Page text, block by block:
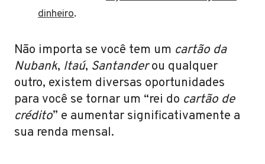
dinheiro.
Não importa se você tem um cartão da
Nubank, Itaú, Santanderou qualquer
outro, existem diversas oportunidades
para você se tornar um “rei do cartão de
crédito” e aumentar significativamente a
sua renda mensal.